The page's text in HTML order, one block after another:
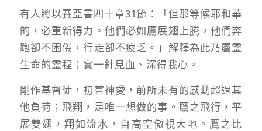
有人將以賽亞書四十章31節：「但那等候耶和華
的，必重新得力。他們必如鷹展翅上騰，他們奔
跑卻不困倦，行走卻不疲乏。」解釋為此乃屬靈
生命的靈程；實一針見血、深得我心。
剛作基督徒，初嘗神愛，前所未有的感動超過其
他負荷；飛翔，是唯一想做的事。鷹之飛行，平
展雙翅，翔如流水，自高空傲視大地。鷹之比